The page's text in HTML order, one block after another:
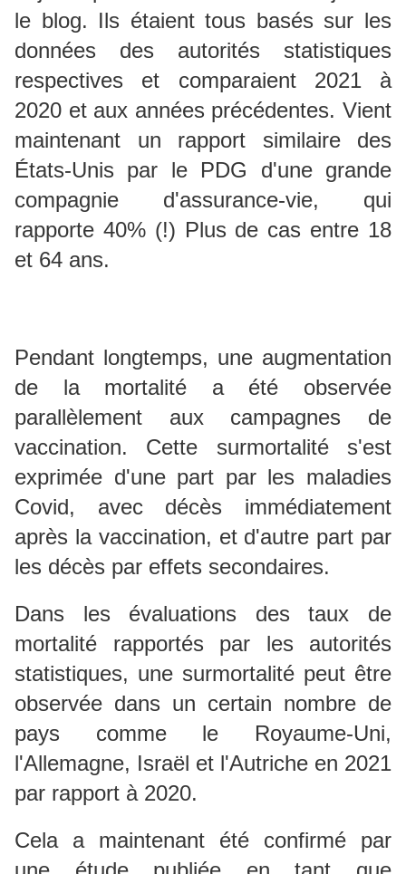
le blog. Ils étaient tous basés sur les
données des autorités statistiques
respectives et comparaient 2021 à
2020 et aux années précédentes. Vient
maintenant un rapport similaire des
États-Unis par le PDG d'une grande
compagnie d'assurance-vie, qui
rapporte 40% (!) Plus de cas entre 18
et 64 ans.
Pendant longtemps, une augmentation
de la mortalité a été observée
parallèlement aux campagnes de
vaccination. Cette surmortalité s'est
exprimée d'une part par les maladies
Covid, avec décès immédiatement
après la vaccination, et d'autre part par
les décès par effets secondaires.
Dans les évaluations des taux de
mortalité rapportés par les autorités
statistiques, une surmortalité peut être
observée dans un certain nombre de
pays comme le Royaume-Uni,
l'Allemagne, Israël et l'Autriche en 2021
par rapport à 2020.
Cela a maintenant été confirmé par